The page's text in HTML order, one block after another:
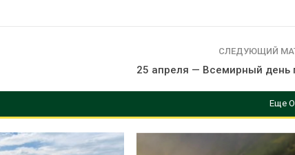
СЛЕДУЮЩИЙ
25 апреля — Всемирный день
Еще